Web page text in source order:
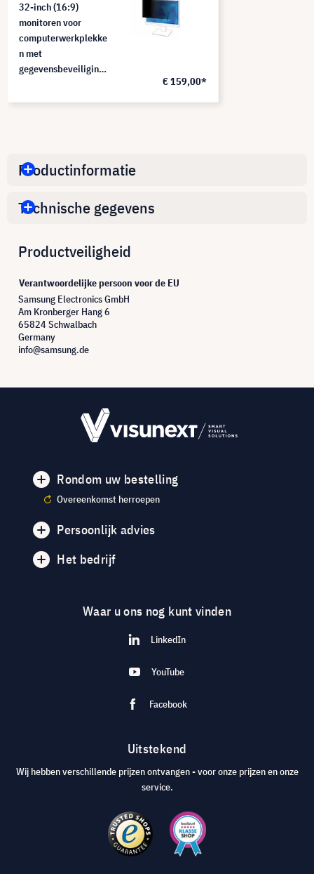
32-inch (16:9)
monitoren voor
computerwerkplekke
n met
gegevensbeveiliging,
€ 159,00*
Productinformatie
Technische gegevens
Productveiligheid
Verantwoordelijke persoon voor de EU
Samsung Electronics GmbH
Am Kronberger Hang 6
65824 Schwalbach
Germany
info@samsung.de
Rondom uw bestelling
Overeenkomst herroepen
Persoonlijk advies
Het bedrijf
Waar u ons nog kunt vinden
LinkedIn
YouTube
Facebook
Uitstekend
Wij hebben verschillende prijzen ontvangen - voor onze prijzen en onze
service.